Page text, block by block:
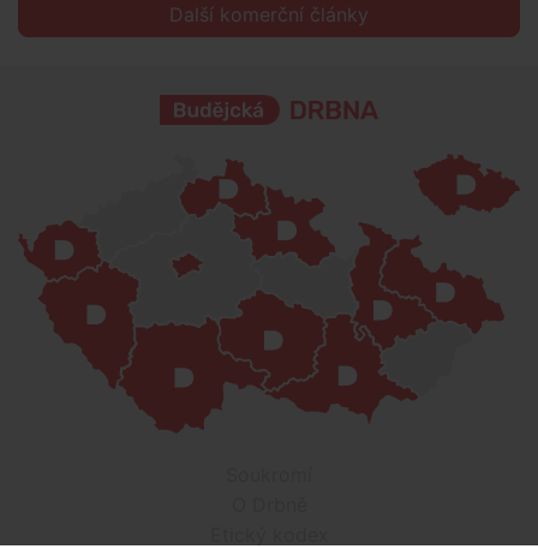
Další komerční články